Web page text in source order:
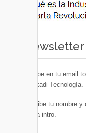
Newsletter
Recibe en tu email
Euskadi Tecnología.
Escribe tu nombre
pulsa intro.